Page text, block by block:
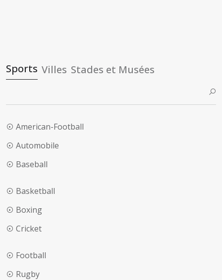
Sports Villes Stades et Musées
American-Football
Automobile
Baseball
Basketball
Boxing
Cricket
Football
Rugby